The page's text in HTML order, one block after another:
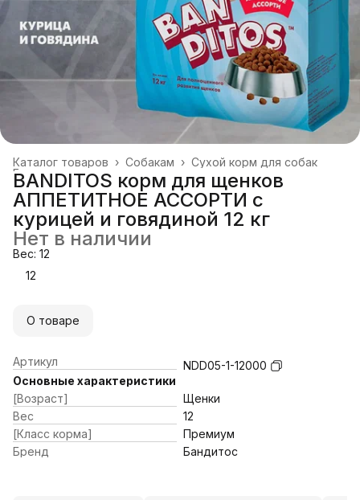
Сухой корм для собак
Собакам ›
Каталог товаров ›
Главная ›
BANDITOS корм для щенков
АППЕТИТНОЕ АССОРТИ с
курицей и говядиной 12 кг
Нет в наличии
Вес: 12
12
О товаре
Артикул
NDD05-1-12000
Основные характеристики
[Возраст]
Щенки
Вес
12
[Класс корма]
Премиум
Бренд
Бандитос